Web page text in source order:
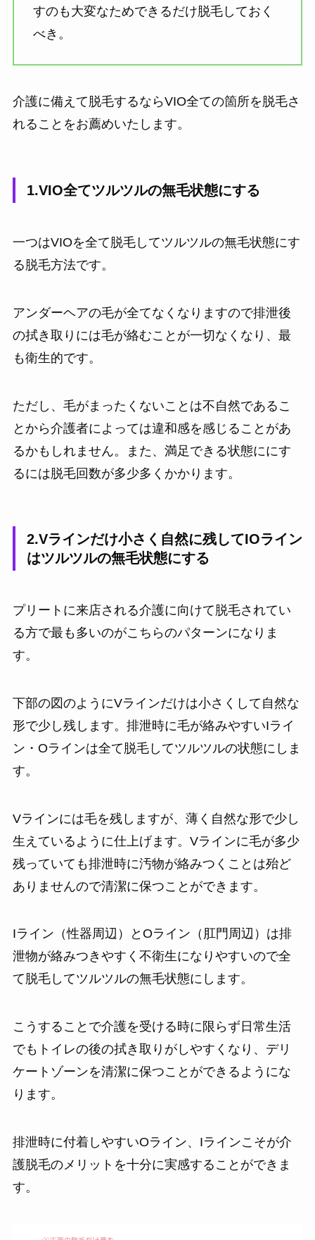
すのも大変なためできるだけ脱毛しておく
べき。
介護に備えて脱毛するならVIO全ての箇所を脱毛さ
れることをお薦めいたします。
1.VIO全てツルツルの無毛状態にする
一つはVIOを全て脱毛してツルツルの無毛状態にす
る脱毛方法です。
アンダーヘアの毛が全てなくなりますので排泄後
の拭き取りには毛が絡むことが一切なくなり、最
も衛生的です。
ただし、毛がまったくないことは不自然であるこ
とから介護者によっては違和感を感じることがあ
るかもしれません。また、満足できる状態ににす
るには脱毛回数が多少多くかかります。
2.Vラインだけ小さく自然に残してIOライン
はツルツルの無毛状態にする
プリートに来店される介護に向けて脱毛されてい
る方で最も多いのがこちらのパターンになりま
す。
下部の図のようにVラインだけは小さくして自然な
形で少し残します。排泄時に毛が絡みやすいIライ
ン・Oラインは全て脱毛してツルツルの状態にしま
す。
Vラインには毛を残しますが、薄く自然な形で少し
生えているように仕上げます。Vラインに毛が多少
残っていても排泄時に汚物が絡みつくことは殆ど
ありませんので清潔に保つことができます。
Iライン（性器周辺）とOライン（肛門周辺）は排
泄物が絡みつきやすく不衛生になりやすいので全
て脱毛してツルツルの無毛状態にします。
こうすることで介護を受ける時に限らず日常生活
でもトイレの後の拭き取りがしやすくなり、デリ
ケートゾーンを清潔に保つことができるようにな
ります。
排泄時に付着しやすいOライン、Iラインこそが介
護脱毛のメリットを十分に実感することができま
す。